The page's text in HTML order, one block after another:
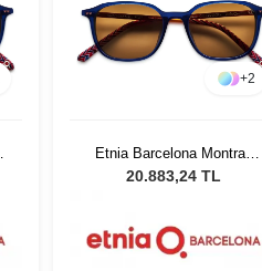
+2
Etnia Barcelona Montras
Sun BLHV 53
20.883,24 TL